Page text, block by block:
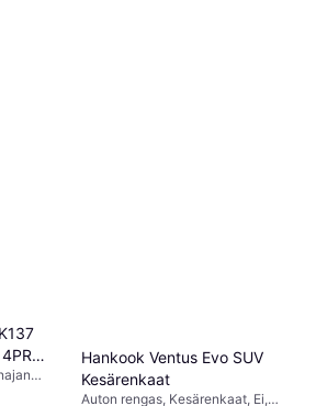
Hankook Ventus Evo SUV
Kesärenkaat
Auton rengas, Kesärenkaat, Ei,